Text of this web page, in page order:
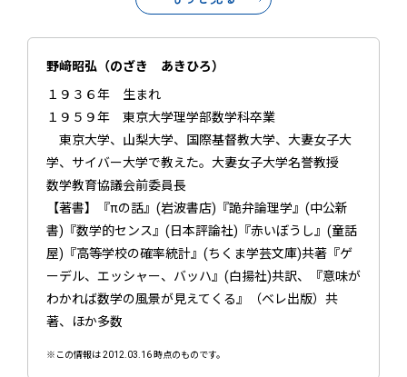
野﨑昭弘（のざき あきひろ）
１９３６年 生まれ
１９５９年 東京大学理学部数学科卒業
東京大学、山梨大学、国際基督教大学、大妻女子大
学、サイバー大学で教えた。大妻女子大学名誉教授
数学教育協議会前委員長
【著書】『πの話』(岩波書店)『詭弁論理学』(中公新
書)『数学的センス』(日本評論社)『赤いぼうし』(童話
屋)『高等学校の確率統計』(ちくま学芸文庫)共著『ゲ
ーデル、エッシャー、バッハ』(白揚社)共訳、『意味が
わかれば数学の風景が見えてくる』（ベレ出版）共
著、ほか多数
※この情報は 2012.03.16 時点のものです。